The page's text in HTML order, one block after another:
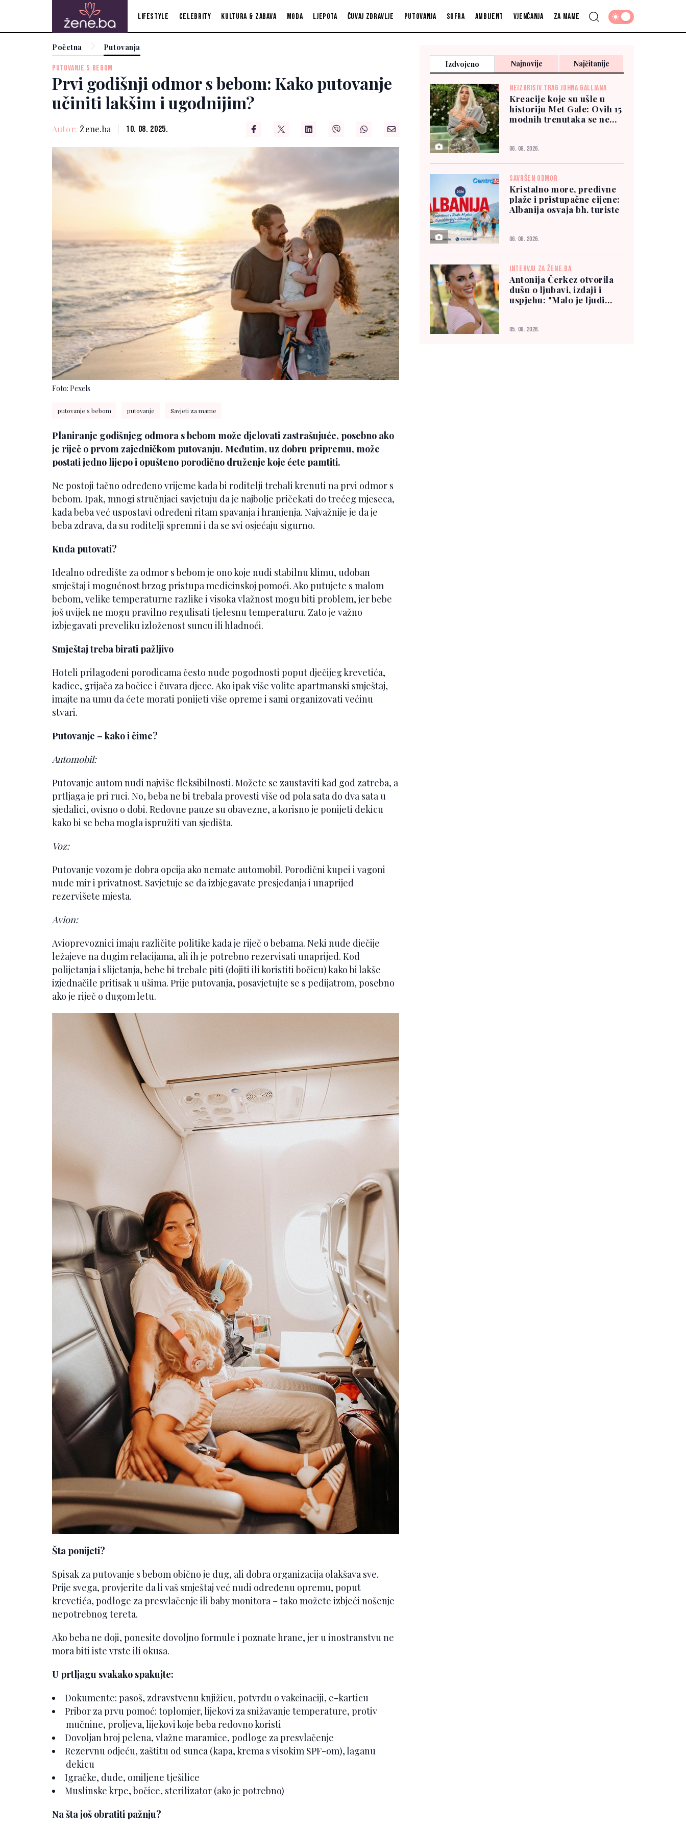
Lifestyle Celebrity Kultura & zabava Moda Ljepota Čuvaj zdravlje Putovanja Sofra Ambijent Vjenčanja Za mame
Početna Putovanja
PUTOVANJE S BEBOM
Prvi godišnji odmor s bebom: Kako putovanje
učiniti lakšim i ugodnijim?
Autor: Žene.ba 10. 08. 2025.
Foto: Pexels
putovanje s bebom putovanje Savjeti za mame
Planiranje godišnjeg odmora s bebom može djelovati zastrašujuće, posebno ako
je riječ o prvom zajedničkom putovanju. Međutim, uz dobru pripremu, može
postati jedno lijepo i opušteno porodično druženje koje ćete pamtiti.
Ne postoji tačno određeno vrijeme kada bi roditelji trebali krenuti na prvi odmor s
bebom. Ipak, mnogi stručnjaci savjetuju da je najbolje pričekati do trećeg mjeseca,
kada beba već uspostavi određeni ritam spavanja i hranjenja. Najvažnije je da je
beba zdrava, da su roditelji spremni i da se svi osjećaju sigurno.
Kuda putovati?
Idealno odredište za odmor s bebom je ono koje nudi stabilnu klimu, udoban
smještaj i mogućnost brzog pristupa medicinskoj pomoći. Ako putujete s malom
bebom, velike temperaturne razlike i visoka vlažnost mogu biti problem, jer bebe
još uvijek ne mogu pravilno regulisati tjelesnu temperaturu. Zato je važno
izbjegavati preveliku izloženost suncu ili hladnoći.
Smještaj treba birati pažljivo
Hoteli prilagođeni porodicama često nude pogodnosti poput dječijeg krevetića,
kadice, grijača za bočice i čuvara djece. Ako ipak više volite apartmanski smještaj,
imajte na umu da ćete morati ponijeti više opreme i sami organizovati većinu
stvari.
Putovanje – kako i čime?
Automobil:
Putovanje autom nudi najviše fleksibilnosti. Možete se zaustaviti kad god zatreba, a
prtljaga je pri ruci. No, beba ne bi trebala provesti više od pola sata do dva sata u
sjedalici, ovisno o dobi. Redovne pauze su obavezne, a korisno je ponijeti dekicu
kako bi se beba mogla ispružiti van sjedišta.
Voz:
Putovanje vozom je dobra opcija ako nemate automobil. Porodični kupei i vagoni
nude mir i privatnost. Savjetuje se da izbjegavate presjedanja i unaprijed
rezervišete mjesta.
Avion:
Avioprevoznici imaju različite politike kada je riječ o bebama. Neki nude dječije
ležajeve na dugim relacijama, ali ih je potrebno rezervisati unaprijed. Kod
polijetanja i slijetanja, bebe bi trebale piti (dojiti ili koristiti bočicu) kako bi lakše
izjednačile pritisak u ušima. Prije putovanja, posavjetujte se s pedijatrom, posebno
ako je riječ o dugom letu.
Šta ponijeti?
Spisak za putovanje s bebom obično je dug, ali dobra organizacija olakšava sve.
Prije svega, provjerite da li vaš smještaj već nudi određenu opremu, poput
krevetića, podloge za presvlačenje ili baby monitora – tako možete izbjeći nošenje
nepotrebnog tereta.
Ako beba ne doji, ponesite dovoljno formule i poznate hrane, jer u inostranstvu ne
mora biti iste vrste ili okusa.
U prtljagu svakako spakujte:
Dokumente: pasoš, zdravstvenu knjižicu, potvrdu o vakcinaciji, e-karticu
Pribor za prvu pomoć: toplomjer, lijekovi za snižavanje temperature, protiv
mučnine, proljeva, lijekovi koje beba redovno koristi
Dovoljan broj pelena, vlažne maramice, podloge za presvlačenje
Rezervnu odjeću, zaštitu od sunca (kapa, krema s visokim SPF-om), laganu
dekicu
Igračke, dude, omiljene tješilice
Muslinske krpe, bočice, sterilizator (ako je potrebno)
Na šta još obratiti pažnju?
Izdvojeno Najnovije Najčitanije
NEIZBRISIV TRAG JOHNA GALLIANA
Kreacije koje su ušle u
historiju Met Gale: Ovih 15
modnih trenutaka se ne
06. 08. 2026.
SAVRŠEN ODMOR
Kristalno more, predivne
plaže i pristupačne cijene:
Albanija osvaja bh. turiste
06. 08. 2026.
INTERVJU ZA ŽENE.BA
Antonija Čerkez otvorila
dušu o ljubavi, izdaji i
uspjehu: "Malo je ljudi
05. 08. 2026.